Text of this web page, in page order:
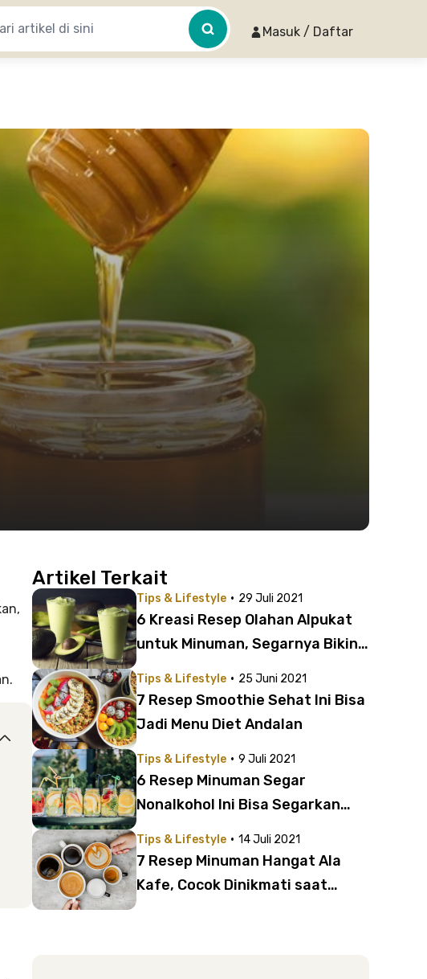
Masuk / Daftar
Artikel Terkait
Tips & Lifestyle · 29 Juli 2021
6 Kreasi Resep Olahan Alpukat
untuk Minuman, Segarnya Bikin
Tips & Lifestyle · 25 Juni 2021
7 Resep Smoothie Sehat Ini Bisa
Jadi Menu Diet Andalan
Tips & Lifestyle · 9 Juli 2021
6 Resep Minuman Segar
Nonalkohol Ini Bisa Segarkan
Tips & Lifestyle · 14 Juli 2021
7 Resep Minuman Hangat Ala
Kafe, Cocok Dinikmati saat